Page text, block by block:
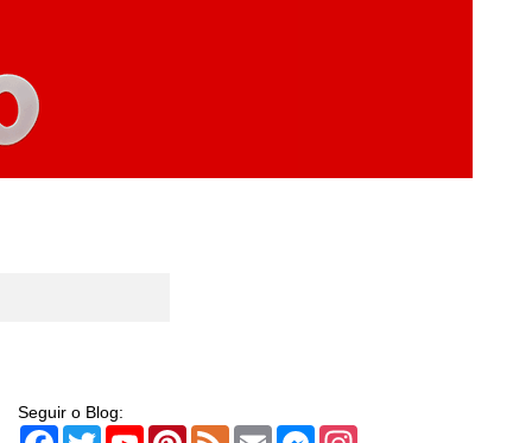
Seguir o Blog:
Facebook
TwitterYouTubePinterest
Feed Email Messenger